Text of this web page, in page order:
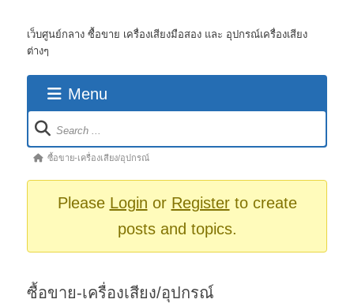
เว็บศูนย์กลาง ซื้อขาย เครื่องเสียงมือสอง และ อุปกรณ์เครื่องเสียง
ต่างๆ
Menu
Forum
Navigation
Forumซื้อขาย-เครื่องเสียง/อุปกรณ์
Please Login or Registerto create
posts and topics.
ซื้อขาย-เครื่องเสียง/อุปกรณ์